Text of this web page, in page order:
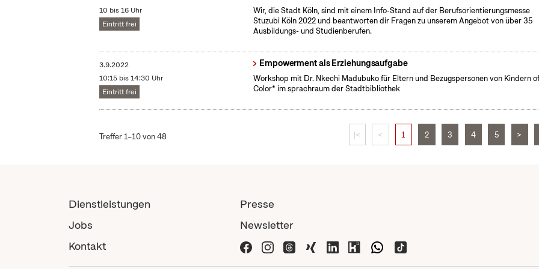
10 bis 16 Uhr
Eintritt frei
Wir, die Stadt Köln, sind mit einem Info-Stand auf der Berufsorientierungsmesse
Stuzubi Köln 2022 und beantworten dir Fragen zu unserem Angebot von über 35
Ausbildungs- und Studienberufen.
3.9.2022
10:15 bis 14:30 Uhr
Eintritt frei
Empowerment als Erziehungsaufgabe
Workshop mit Dr. Nkechi Madubuko für Eltern und Bezugspersonen von Kindern
Color* im sprachraum der Stadtbibliothek
Treffer 1–10 von 48 |< < 1 2 3 4 5 >
Dienstleistungen
Jobs
Kontakt
Presse
Newsletter